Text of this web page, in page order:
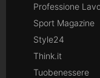
Professione
Sport Magazine
Style24
Think.it
Tuobenessere